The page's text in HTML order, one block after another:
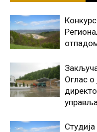
Оглас о